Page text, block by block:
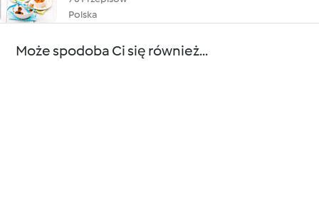
Polska
Może spodoba Ci się również...